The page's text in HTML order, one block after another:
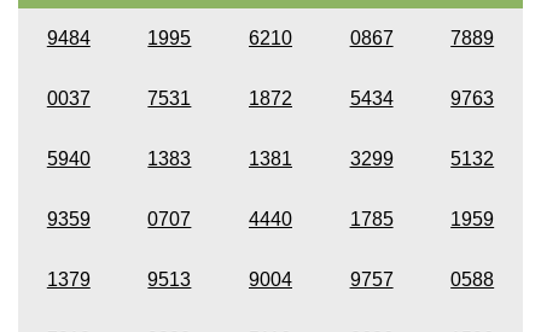
9484 1995 6210 0867 7889
0037 7531 1872 5434 9763
5940 1383 1381 3299 5132
9359 0707 4440 1785 1959
1379 9513 9004 9757 0588